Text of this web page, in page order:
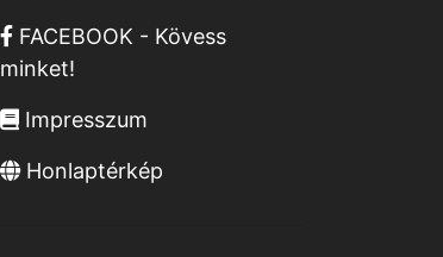
FACEBOOK - Kövess
minket!
Impresszum
Honlaptérkép